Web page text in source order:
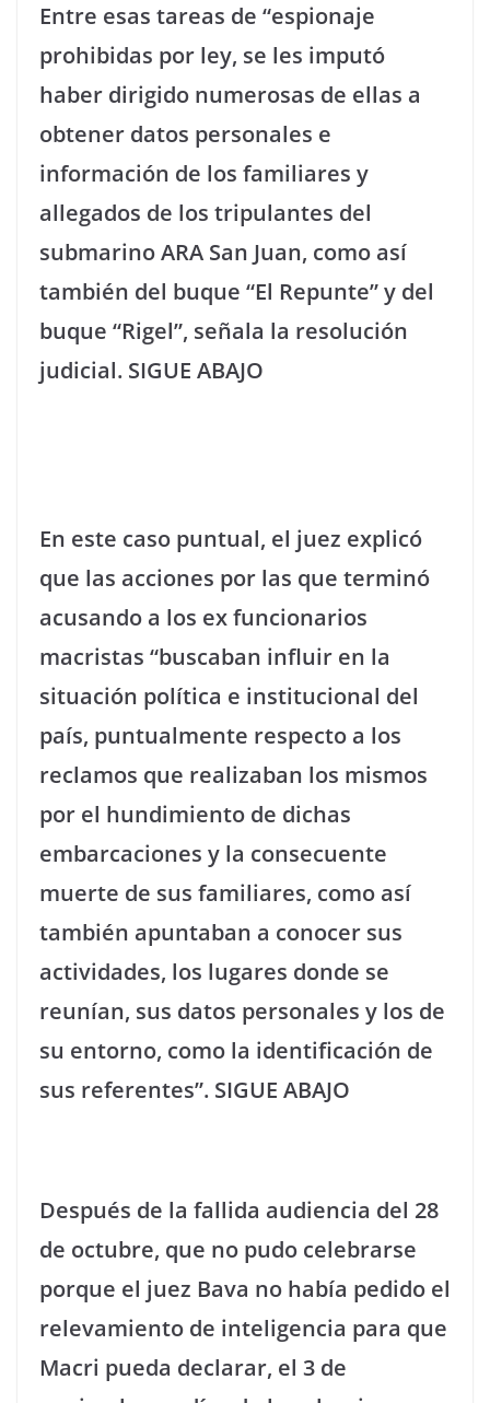
Entre esas tareas de “espionaje
prohibidas por ley, se les imputó
haber dirigido numerosas de ellas a
obtener datos personales e
información de los familiares y
allegados de los tripulantes del
submarino ARA San Juan, como así
también del buque “El Repunte” y del
buque “Rigel”, señala la resolución
judicial. SIGUE ABAJO
En este caso puntual, el juez explicó
que las acciones por las que terminó
acusando a los ex funcionarios
macristas “buscaban influir en la
situación política e institucional del
país, puntualmente respecto a los
reclamos que realizaban los mismos
por el hundimiento de dichas
embarcaciones y la consecuente
muerte de sus familiares, como así
también apuntaban a conocer sus
actividades, los lugares donde se
reunían, sus datos personales y los de
su entorno, como la identificación de
sus referentes”. SIGUE ABAJO
Después de la fallida audiencia del 28
de octubre, que no pudo celebrarse
porque el juez Bava no había pedido el
relevamiento de inteligencia para que
Macri pueda declarar, el 3 de